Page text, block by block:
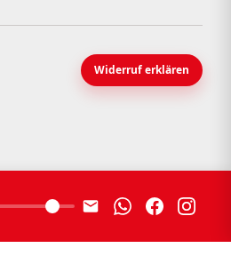
Widerruf erklären